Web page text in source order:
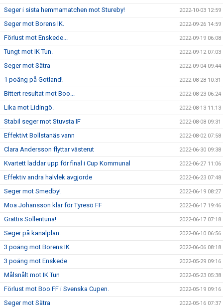
Seger i sista hemmamatchen mot Stureby! 2022-10-03 12:59
Seger mot Borens IK. 2022-09-26 14:59
Förlust mot Enskede... 2022-09-19 06:08
Tungt mot IK Tun. 2022-09-12 07:03
Seger mot Sätra 2022-09-04 09:44
1 poäng på Gotland! 2022-08-28 10:31
Bittert resultat mot Boo... 2022-08-23 06:24
Lika mot Lidingö. 2022-08-13 11:13
Stabil seger mot Stuvsta IF 2022-08-08 09:31
Effektivt Bollstanäs vann 2022-08-02 07:58
Clara Andersson flyttar västerut 2022-06-30 09:38
Kvartett laddar upp för final i Cup Kommunal 2022-06-27 11:06
Effektiv andra halvlek avgjorde 2022-06-23 07:48
Seger mot Smedby! 2022-06-19 08:27
Moa Johansson klar för Tyresö FF 2022-06-17 19:46
Grattis Sollentuna! 2022-06-17 07:18
Seger på kanalplan. 2022-06-10 06:56
3 poäng mot Borens IK 2022-06-06 08:18
3 poäng mot Enskede 2022-05-29 09:16
Målsnålt mot IK Tun 2022-05-23 05:38
Förlust mot Boo FF i Svenska Cupen. 2022-05-19 09:16
Seger mot Sätra 2022-05-16 07:37